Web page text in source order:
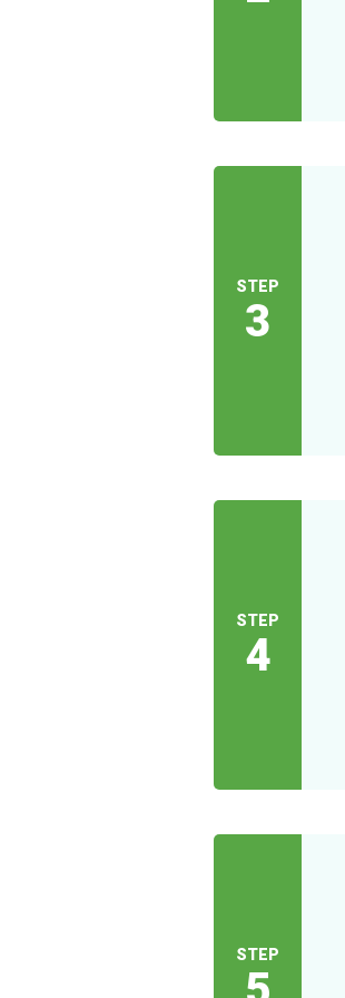
STEP
3
STEP
4
STEP